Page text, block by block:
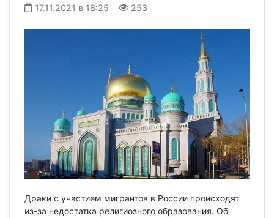
17.11.2021 в 18:25 253
Драки с участием мигрантов в России происходят
из-за недостатка религиозного образования. Об